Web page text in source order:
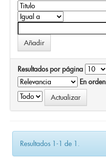
Resultados por página
En orden
Resultados 1-1 de 1.